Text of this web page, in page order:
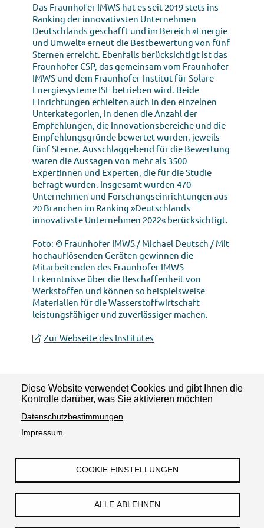
Diese Website verwendet Cookies und gibt Ihnen die
Kontrolle darüber, was Sie aktivieren möchten
Datenschutzbestimmungen
Impressum
COOKIE EINSTELLUNGEN
ALLE ABLEHNEN
Das Fraunhofer IMWS hat es seit 2019 stets ins
Ranking der innovativsten Unternehmen
Deutschlands geschafft und im Bereich »Energie
und Umwelt« erneut die Bestbewertung von fünf
Sternen erreicht. Ebenfalls berücksichtigt ist das
Fraunhofer CSP, das gemeinsam vom Fraunhofer
IMWS und dem Fraunhofer-Institut für Solare
Energiesysteme ISE betrieben wird. Beide
Einrichtungen erhielten auch in den einzelnen
Unterkategorien, in denen die Anzahl der
Empfehlungen, die Innovationsbereiche und die
Empfehlungsgründe bewertet wurden, jeweils
fünf Sterne. Ausschlaggebend für die Bewertung
waren die Aussagen von mehr als 3500
Expertinnen und Experten, die für die Studie
befragt wurden. Insgesamt wurden 470
Unternehmen und Forschungseinrichtungen aus
20 Branchen im Ranking »Deutschlands
innovativste Unternehmen 2022« berücksichtigt.
Foto: © Fraunhofer IMWS / Michael Deutsch / Mit
hochauflösenden Geräten gewinnen die
Mitarbeitenden des Fraunhofer IMWS
Erkenntnisse über die Beschaffenheit von
Werkstoffen und können so beispielsweise
Materialien für die Wasserstoffwirtschaft
leistungsfähiger und zuverlässiger machen.
Zur Webseite des Institutes
News teilen:
Impressum Datenschutzerklärung
Barrierefreiheit
Kontakt